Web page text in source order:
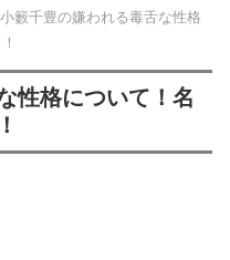
小籔千豊の嫌われる毒舌な性格
性格について！名